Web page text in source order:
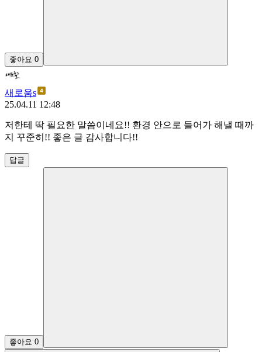
좋아요 0
새로움s
25.04.11 12:48
저한테 딱 필요한 말씀이네요!! 환경 안으로 들어가 해낼 때까
지 꾸준히!! 좋은 글 감사합니다!!
답글
좋아요 0